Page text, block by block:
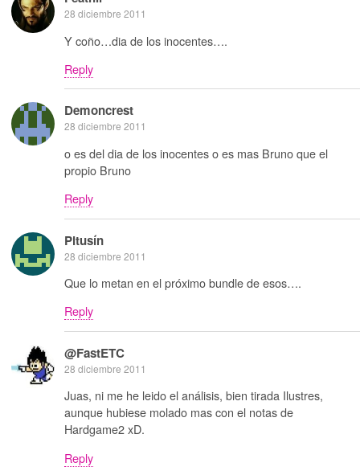
28 diciembre 2011
Y coño…dia de los inocentes….
Reply
Demoncrest
28 diciembre 2011
o es del dia de los inocentes o es mas Bruno que el
propio Bruno
Reply
Pitusín
28 diciembre 2011
Que lo metan en el próximo bundle de esos….
Reply
@FastETC
28 diciembre 2011
Juas, ni me he leido el análisis, bien tirada Ilustres,
aunque hubiese molado mas con el notas de
Hardgame2 xD.
Reply